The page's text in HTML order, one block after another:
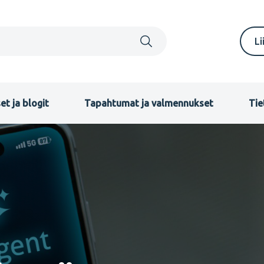
FI
ja blogit Tapahtumat ja valmennukset